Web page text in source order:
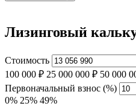
Лизинговый
Стоимость
100 000 ₽ 25 000 000 ₽ 50 000
Первоначальный взнос (%)
0% 25% 49%